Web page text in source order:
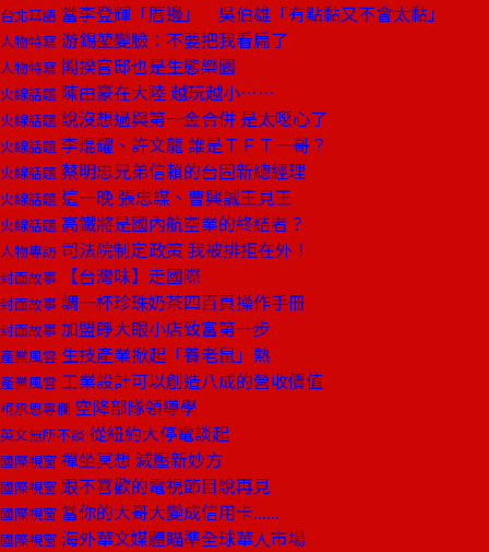
台北耳語 當李登輝「厝邊」 吳伯雄「有點黏又不會太黏」
人物特寫 游錫堃變臉：不要把我看扁了
人物特寫 閣揆官邸也是生態樂園
火線話題 陳由豪在大陸 越玩越小……
火線話題 說沒想過與第一金合併 是太噁心了
火線話題 李焜耀、許文龍 誰是ＴＦＴ一哥？
火線話題 蔡明忠兄弟信賴的台固新總經理
火線話題 這一晚 張忠謀、曹興誠王見王
火線話題 高鐵將是國內航空業的終結者？
人物專訪 司法院制定政策 我被排拒在外！
封面故事 【台灣味】走國際
封面故事 調一杯珍珠奶茶四百頁操作手冊
封面故事 加盟睜大眼小店致富第一步
產業風雲 生技產業掀起「養老鼠」熱
產業風雲 工業設計可以創造八成的營收價值
柯承恩專欄 空降部隊領導學
英文無所不談 從紐約大停電談起
國際視窗 禪坐冥想 減壓新妙方
國際視窗 跟不喜歡的電視節目說再見
國際視窗 當你的大哥大變成信用卡......
國際視窗 海外華文媒體瞄準全球華人市場